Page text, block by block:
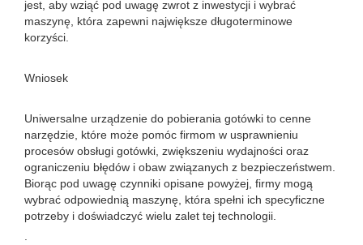
jest, aby wziąć pod uwagę zwrot z inwestycji i wybrać
maszynę, która zapewni największe długoterminowe
korzyści.
Wniosek
Uniwersalne urządzenie do pobierania gotówki to cenne
narzędzie, które może pomóc firmom w usprawnieniu
procesów obsługi gotówki, zwiększeniu wydajności oraz
ograniczeniu błędów i obaw związanych z bezpieczeństwem.
Biorąc pod uwagę czynniki opisane powyżej, firmy mogą
wybrać odpowiednią maszynę, która spełni ich specyficzne
potrzeby i doświadczyć wielu zalet tej technologii.